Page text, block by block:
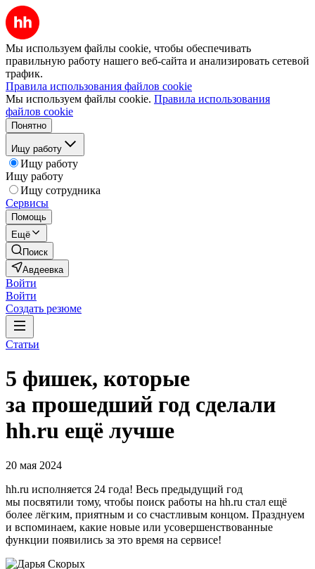
Мы используем файлы cookie, чтобы обеспечивать
правильную работу нашего веб-сайта и анализировать сетевой
трафик.
Правила использования файлов cookie
Мы используем файлы cookie. Правила использования
файлов cookie
Понятно
Ищу работу
Ищу работу
Ищу работу
Ищу сотрудника
Сервисы
Помощь
Ещё
Поиск
Авдеевка
Войти
Войти
Создать резюме
Статьи
5 фишек, которые
за прошедший год сделали
hh.ru ещё лучше
20 мая 2024
hh.ru исполняется 24 года! Весь предыдущий год
мы посвятили тому, чтобы поиск работы на hh.ru стал ещё
более лёгким, приятным и со счастливым концом. Празднуем
и вспоминаем, какие новые или усовершенствованные
функции появились за это время на сервисе!